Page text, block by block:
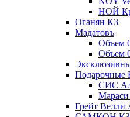
НОЙ
Оганян КЗ
Мадатовъ
Объем
Объем
Подарочные
СИС
Грейт